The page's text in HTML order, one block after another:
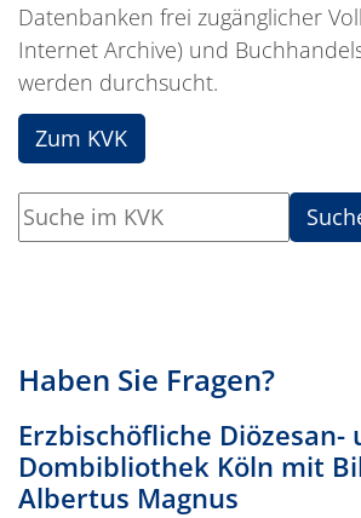
Datenbanken frei zugänglicher
Internet Archive) und
werden durchsucht.
Zum KVK
Haben Sie Fragen?
Erzbischöfliche Diözesan-
Dombibliothek Köln mit
Albertus Magnus